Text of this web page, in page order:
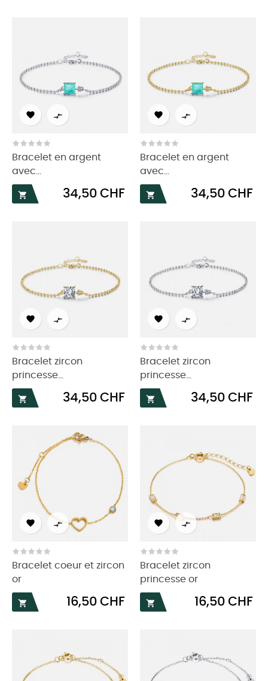
 
Bracelet en argent
avec...

Prix
34,50 CHF
 
Bracelet en argent
avec...

Prix
34,50 CHF
 
Bracelet zircon
princesse...

Prix
34,50 CHF
 
Bracelet zircon
princesse...

Prix
34,50 CHF
 
Bracelet coeur et zircon
or

Prix
16,50 CHF
 
Bracelet zircon
princesse or

Prix
16,50 CHF